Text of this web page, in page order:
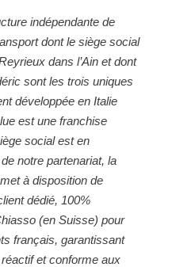
indépendante de
dont le siège social
dans l’Ain et dont
sont les trois uniques
développée en Italie
est une franchise
social est en
notre partenariat, la
à disposition de
dédié, 100%
(en Suisse) pour
français, garantissant
et conforme aux